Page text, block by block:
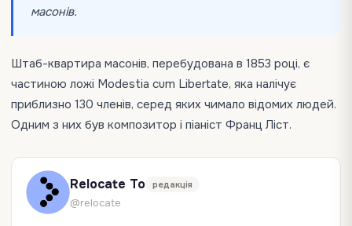
масонів.
Штаб-квартира масонів, перебудована в 1853 році, є
частиною ложі Modestia cum Libertate, яка налічує
приблизно 130 членів, серед яких чимало відомих людей.
Одним з них був композитор і піаніст Франц Ліст.
Relocate To редакція
@relocate